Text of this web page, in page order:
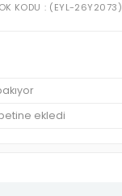
(EYL-26Y2073)
KODU
ekledi